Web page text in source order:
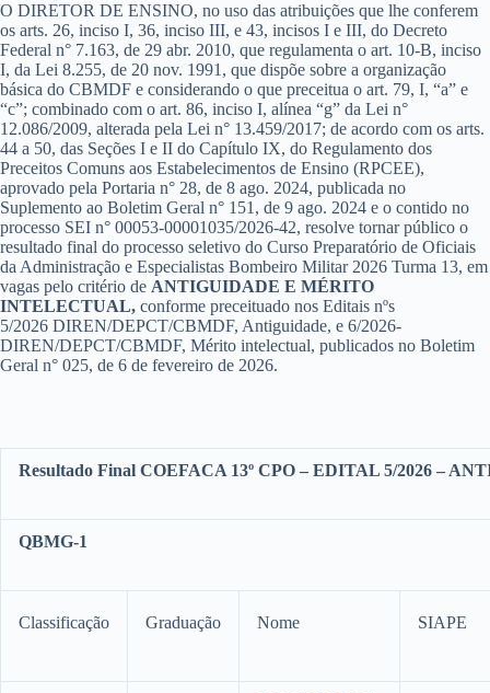
O DIRETOR DE ENSINO, no uso das atribuições que lhe conferem
os arts. 26, inciso I, 36, inciso III, e 43, incisos I e III, do Decreto
Federal n° 7.163, de 29 abr. 2010, que regulamenta o art. 10-B, inciso
I, da Lei 8.255, de 20 nov. 1991, que dispõe sobre a organização
básica do CBMDF e considerando o que preceitua o art. 79, I, “a” e
“c”; combinado com o art. 86, inciso I, alínea “g” da Lei n°
12.086/2009, alterada pela Lei n° 13.459/2017; de acordo com os arts.
44 a 50, das Seções I e II do Capítulo IX, do Regulamento dos
Preceitos Comuns aos Estabelecimentos de Ensino (RPCEE),
aprovado pela Portaria n° 28, de 8 ago. 2024, publicada no
Suplemento ao Boletim Geral n° 151, de 9 ago. 2024 e o contido no
processo SEI n° 00053-00001035/2026-42, resolve tornar público o
resultado final do processo seletivo do Curso Preparatório de Oficiais
da Administração e Especialistas Bombeiro Militar 2026 Turma 13, em
vagas pelo critério de ANTIGUIDADE E MÉRITO
INTELECTUAL, conforme preceituado nos Editais nºs
5/2026 DIREN/DEPCT/CBMDF, Antiguidade, e 6/2026-
DIREN/DEPCT/CBMDF, Mérito intelectual, publicados no Boletim
Geral n° 025, de 6 de fevereiro de 2026.
Resultado Final COEFACA 13º CPO – EDITAL 5/2026 –
QBMG-1
Classificação Graduação Nome SIAPE